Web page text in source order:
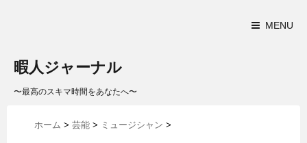
MENU
暇人ジャーナル
〜最高のスキマ時間をあなたへ〜
ホーム > 芸能 > ミュージシャン >